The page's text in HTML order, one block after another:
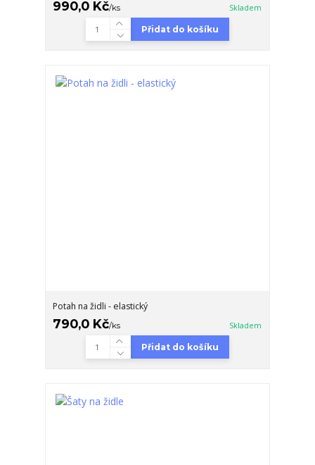
990,0 Kč/ks Skladem
Přidat do košíku
Potah na židli - elastický
790,0 Kč/ks Skladem
Přidat do košíku